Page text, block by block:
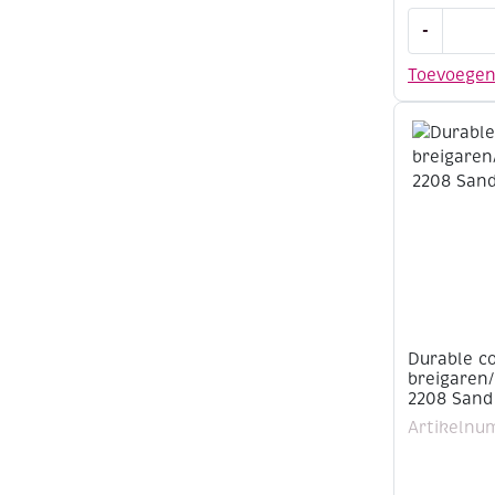
Toevoegen
-
8
50
gram,
2110
Durable
2208 Sand